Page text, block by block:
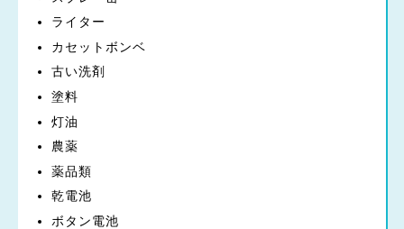
ライター
カセットボンベ
古い洗剤
塗料
灯油
農薬
薬品類
乾電池
ボタン電池